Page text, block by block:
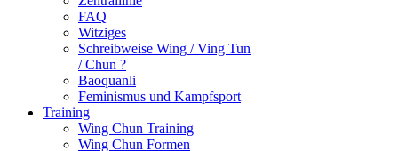
FAQ
Witziges
Schreibweise Wing / Ving Tun
/ Chun ?
Baoquanli
Feminismus und Kampfsport
Training
Wing Chun Training
Wing Chun Formen